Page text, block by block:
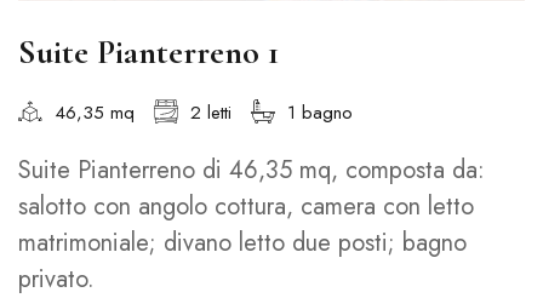
Suite Pianterreno 1
46,35 mq 2 letti 1 bagno
Suite Pianterreno di 46,35 mq, composta da:
salotto con angolo cottura, camera con letto
matrimoniale; divano letto due posti; bagno
privato.